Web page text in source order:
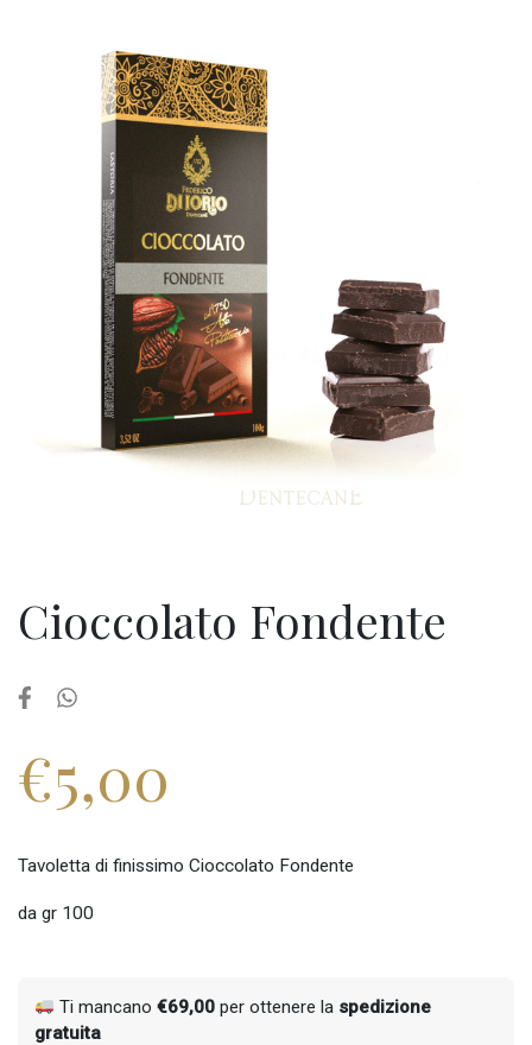
Cioccolato Fondente
€5,00
Tavoletta di finissimo Cioccolato Fondente
da gr 100
Ti mancano€69,00 per ottenere la spedizione
gratuita